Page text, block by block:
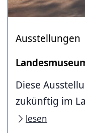
Ausstellungen
Diese
zukünftig im
lesen